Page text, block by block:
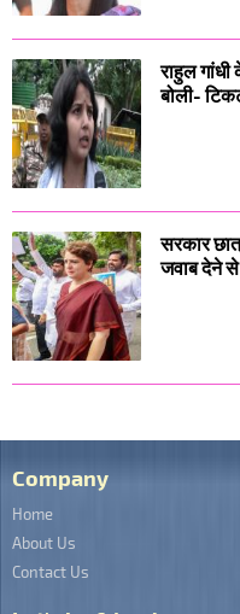
राहुल
बोली-
सरकार
जवाब देने से
Company
Home
About Us
Contact Us